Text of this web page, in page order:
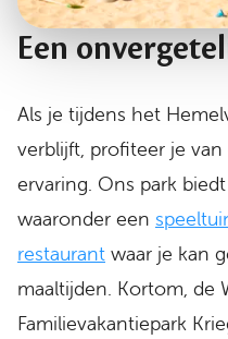
Een
Als je tijdens het
verblijft, profiteer je
ervaring. Ons park
waaronder een
restaurant waar je kan
maaltijden. Kortom, de
Familievakantiepark